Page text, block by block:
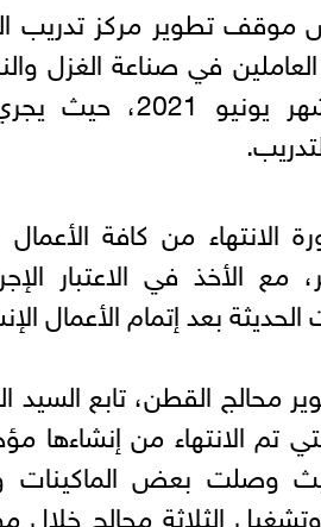
موقف تطوير مركز تدريب
في صناعة الغزل
افتتاحه خلال شهر
الانتهاء من كافة
مع الأخذ في الاعتبار
بعد إتمام الأعمال
القطن، تابع السيد
تم الانتهاء من إنشاءها
وصلت بعض الماكينات